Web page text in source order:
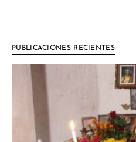
PUBLICACIONES RECIENTES